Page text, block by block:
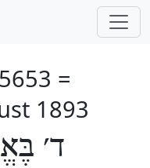
=
1893
ד׳